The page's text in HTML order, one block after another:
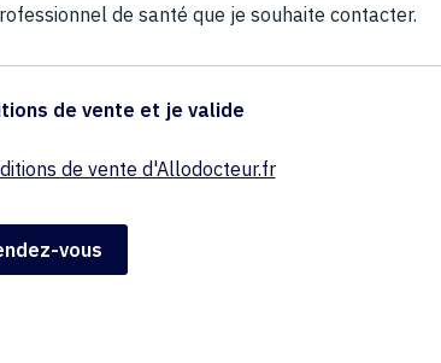
de santé que je souhaite contacter.
de vente et je valide
de vente d'Allodocteur.fr